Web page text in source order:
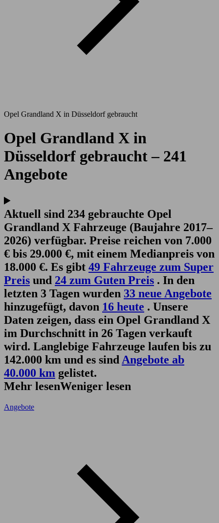
Opel Grandland X in Düsseldorf gebraucht
Opel Grandland X in
Düsseldorf gebraucht – 241
Angebote
Aktuell sind 234 gebrauchte Opel
Grandland X Fahrzeuge (Baujahre 2017–
2026) verfügbar. Preise reichen von 7.000
€ bis 29.000 €, mit einem Medianpreis von
18.000 €. Es gibt 49 Fahrzeuge zum Super
Preis und 24 zum Guten Preis . In den
letzten 3 Tagen wurden 33 neue Angebote
hinzugefügt, davon 16 heute . Unsere
Daten zeigen, dass ein Opel Grandland X
im Durchschnitt in 26 Tagen verkauft
wird. Langlebige Fahrzeuge laufen bis zu
142.000 km und es sind Angebote ab
40.000 km gelistet.
Mehr lesenWeniger lesen
Angebote